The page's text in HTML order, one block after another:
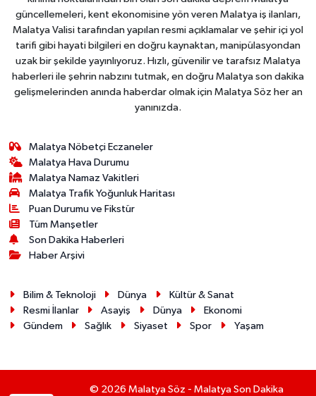
güncellemeleri, kent ekonomisine yön veren Malatya iş ilanları,
Malatya Valisi tarafından yapılan resmi açıklamalar ve şehir içi yol
tarifi gibi hayati bilgileri en doğru kaynaktan, manipülasyondan
uzak bir şekilde yayınlıyoruz. Hızlı, güvenilir ve tarafsız Malatya
haberleri ile şehrin nabzını tutmak, en doğru Malatya son dakika
gelişmelerinden anında haberdar olmak için Malatya Söz her an
yanınızda.
Malatya Nöbetçi Eczaneler
Malatya Hava Durumu
Malatya Namaz Vakitleri
Malatya Trafik Yoğunluk Haritası
Puan Durumu ve Fikstür
Tüm Manşetler
Son Dakika Haberleri
Haber Arşivi
Bilim & Teknoloji Dünya
Kültür & Sanat
Resmi İlanlar
Asayiş Dünya
Ekonomi
Gündem
Sağlık Siyaset Spor Yaşam
© 2026 Malatya Söz - Malatya Son Dakika